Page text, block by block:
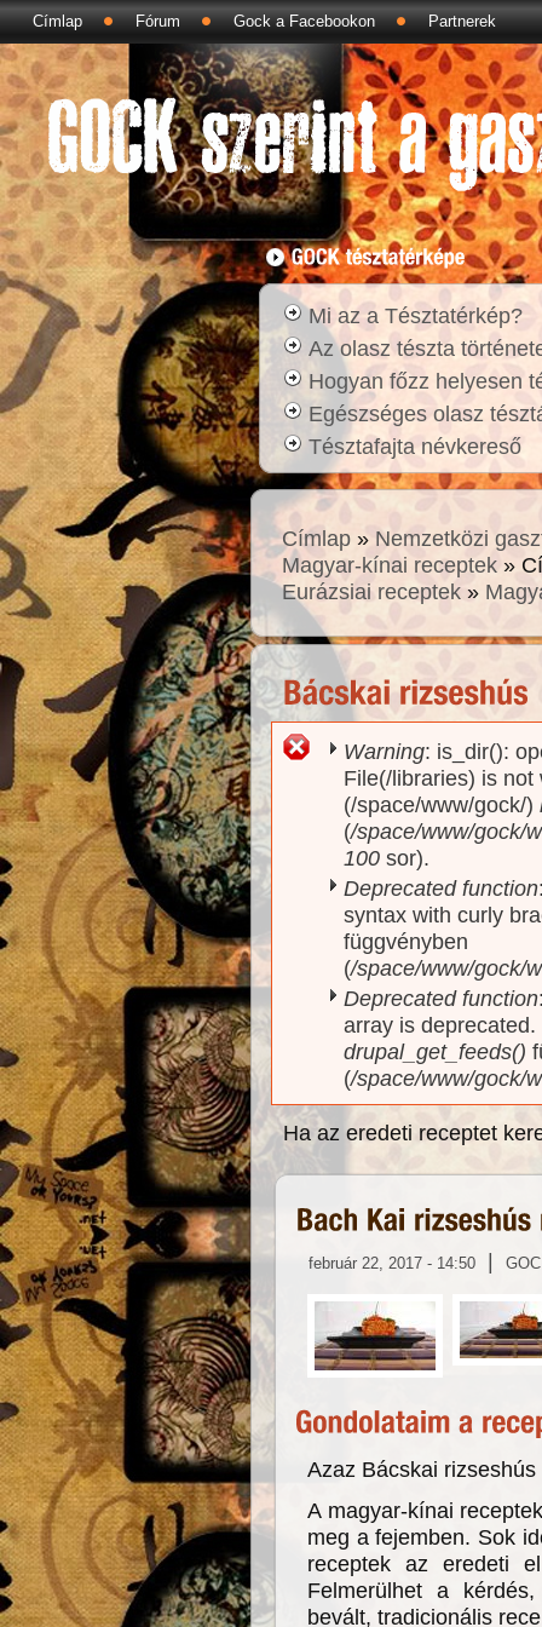
Címlap Fórum Gock a Facebookon Partnerek
Mi az a Tésztatérkép?
Az olasz tészta
Hogyan főzz helyesen
Egészséges olasz
Tésztafajta névkereső
Címlap » Nemzetközi
Magyar-kínai receptek »
Eurázsiai receptek »
Hibaüzenet
Warning: is_dir():
File(/libraries) is
(/space/www/gock/)
(/space/www/gock/
100 sor).
Deprecated function
syntax with curly
függvényben
(/space/www/gock/
Deprecated function
array is
drupal_get_feeds()
(/space/www/gock/
Ha az eredeti receptet
február 22, 2017 - 14:50 |
Azaz Bácskai
A magyar-kínai
meg a fejemben. Sok
receptek az eredeti
Felmerülhet a
bevált, tradicionális